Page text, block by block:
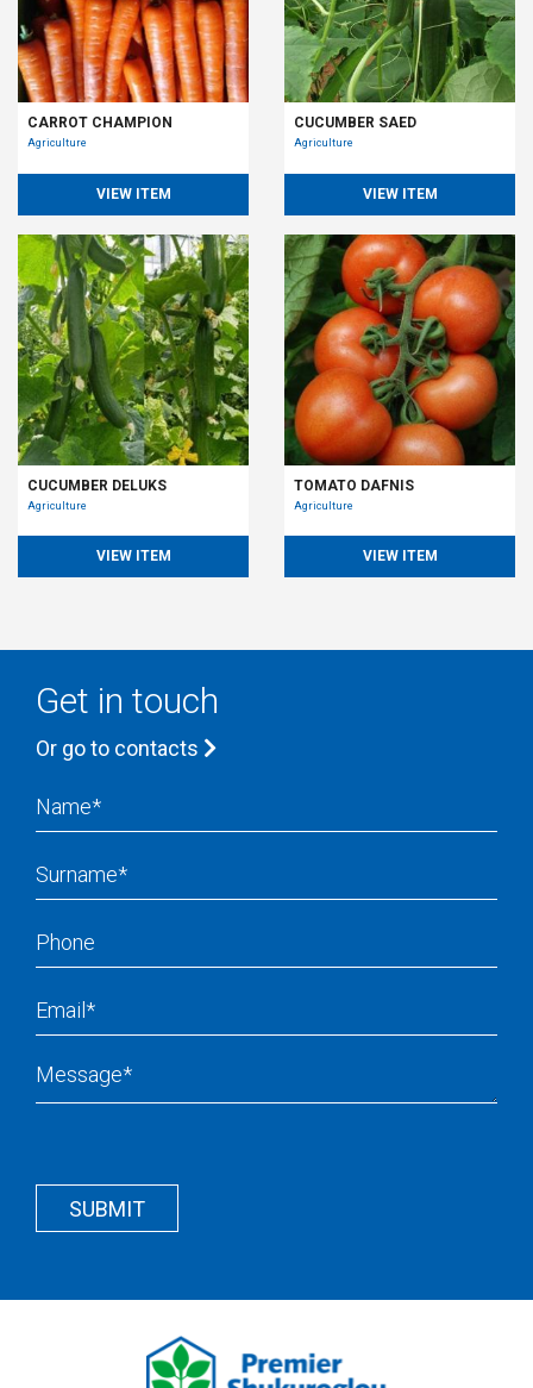
CARROT CHAMPION
Agriculture
VIEW ITEM
CUCUMBER SAED
Agriculture
VIEW ITEM
CUCUMBER DELUKS
Agriculture
VIEW ITEM
TOMATO DAFNIS
Agriculture
VIEW ITEM
Get in touch
Or go to contacts
Name
Surname
Phone
Email
Message
Wrapper
Button
Wrapper
SUBMIT